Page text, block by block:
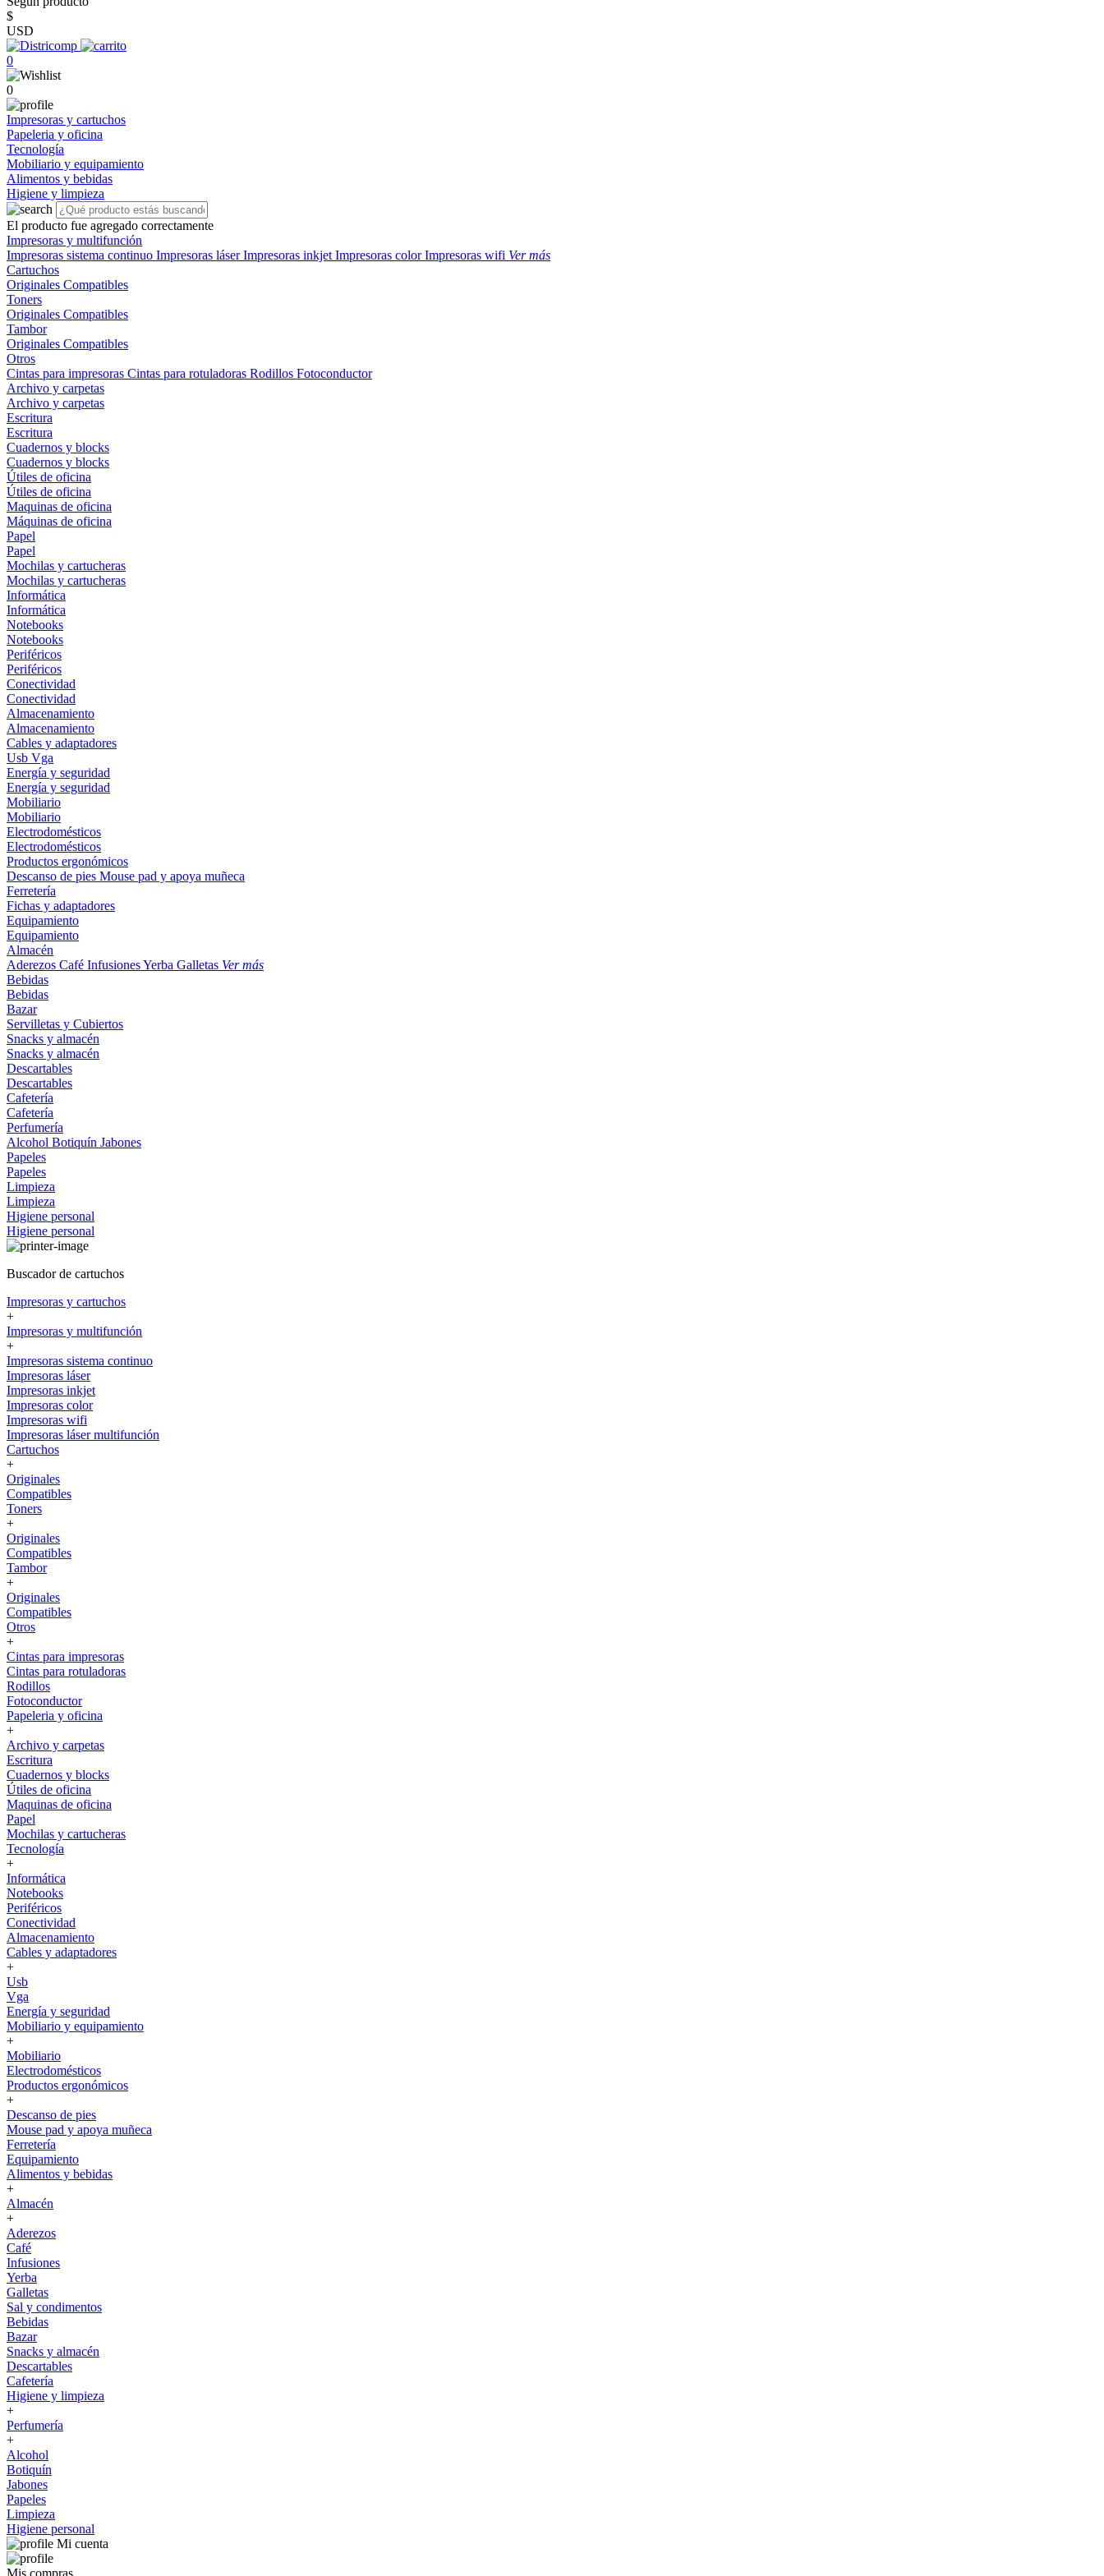
$
USD
0
0
Impresoras y cartuchos
Papeleria y oficina
Tecnología
Mobiliario y equipamiento
Alimentos y bebidas
Higiene y limpieza
El producto fue agregado correctamente
Impresoras y multifunción
Impresoras sistema continuo Impresoras láserImpresoras inkjet Impresoras colorImpresoras wifi Ver más
Cartuchos
Originales Compatibles
Toners
Originales Compatibles
Tambor
Originales Compatibles
Otros
Cintas para impresoras Cintas para rotuladoras Rodillos Fotoconductor
Archivo y carpetas
Archivo y carpetas
Escritura
Escritura
Cuadernos y blocks
Cuadernos y blocks
Útiles de oficina
Útiles de oficina
Maquinas de oficina
Máquinas de oficina
Papel
Papel
Mochilas y cartucheras
Mochilas y cartucheras
Informática
Informática
Notebooks
Notebooks
Periféricos
Periféricos
Conectividad
Conectividad
Almacenamiento
Almacenamiento
Cables y adaptadores
Usb Vga
Energía y seguridad
Energía y seguridad
Mobiliario
Mobiliario
Electrodomésticos
Electrodomésticos
Productos ergonómicos
Descanso de pies Mouse pad y apoya muñeca
Ferretería
Fichas y adaptadores
Equipamiento
Equipamiento
Almacén
Aderezos Café InfusionesYerba Galletas Ver más
Bebidas
Bebidas
Bazar
Servilletas y Cubiertos
Snacks y almacén
Snacks y almacén
Descartables
Descartables
Cafetería
Cafetería
Perfumería
Alcohol Botiquín Jabones
Papeles
Papeles
Limpieza
Limpieza
Higiene personal
Higiene personal
Buscador de cartuchos
Impresoras y cartuchos
+
Impresoras y multifunción
+
Impresoras sistema continuo
Impresoras láser
Impresoras inkjet
Impresoras color
Impresoras wifi
Impresoras láser multifunción
Cartuchos
+
Originales
Compatibles
Toners
+
Originales
Compatibles
Tambor
+
Originales
Compatibles
Otros
+
Cintas para impresoras
Cintas para rotuladoras
Rodillos
Fotoconductor
Papeleria y oficina
+
Archivo y carpetas
Escritura
Cuadernos y blocks
Útiles de oficina
Maquinas de oficina
Papel
Mochilas y cartucheras
Tecnología
+
Informática
Notebooks
Periféricos
Conectividad
Almacenamiento
Cables y adaptadores
+
Usb
Vga
Energía y seguridad
Mobiliario y equipamiento
+
Mobiliario
Electrodomésticos
Productos ergonómicos
+
Descanso de pies
Mouse pad y apoya muñeca
Ferretería
Equipamiento
Alimentos y bebidas
+
Almacén
+
Aderezos
Café
Infusiones
Yerba
Galletas
Sal y condimentos
Bebidas
Bazar
Snacks y almacén
Descartables
Cafetería
Higiene y limpieza
+
Perfumería
+
Alcohol
Botiquín
Jabones
Papeles
Limpieza
Higiene personal
Mi cuenta
Mis compras